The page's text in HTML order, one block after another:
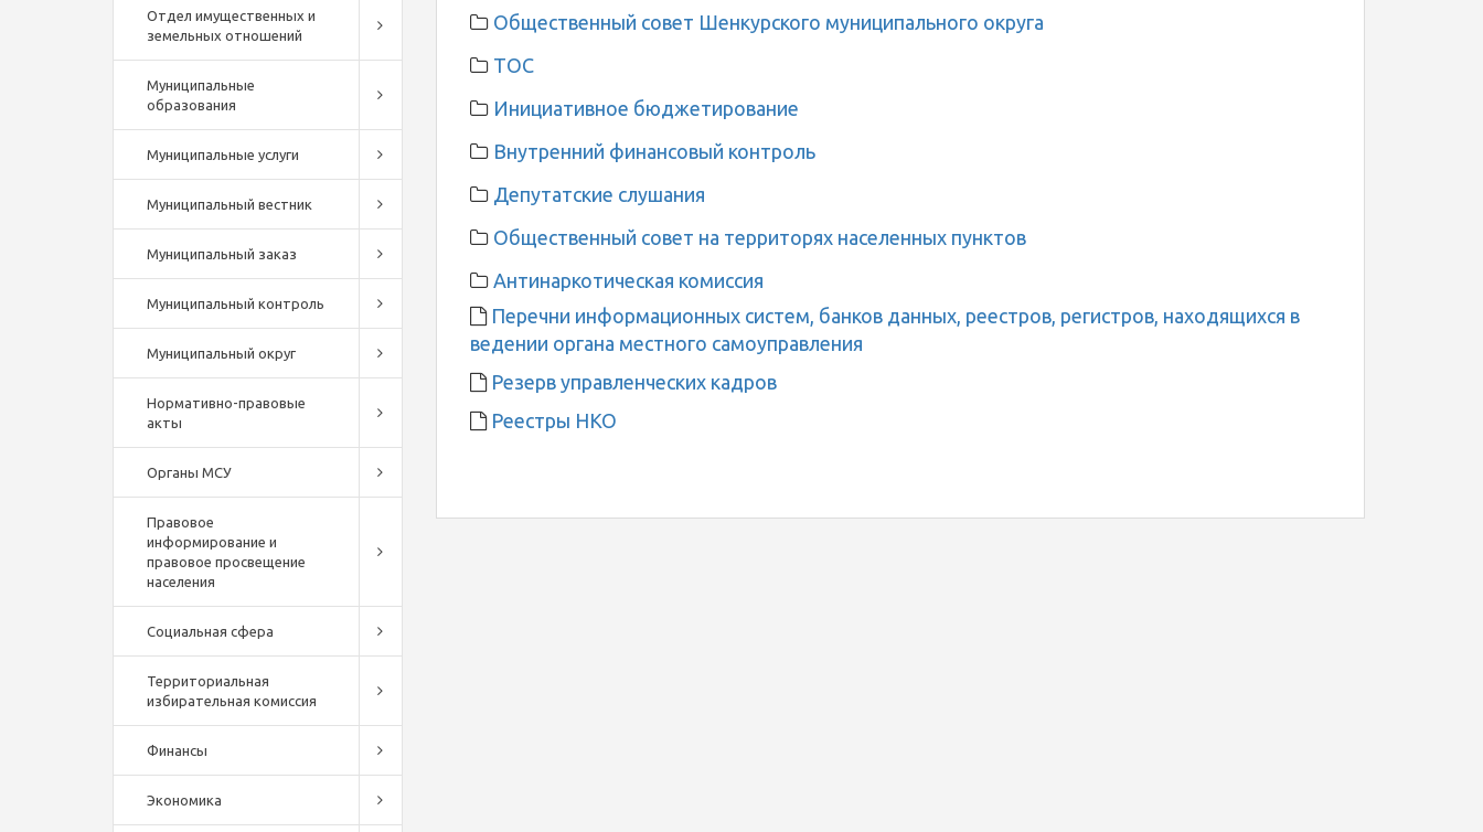
Отдел имущественных и
земельных отношений
Муниципальные
образования
Муниципальные услуги
Муниципальный вестник
Муниципальный заказ
Муниципальный контроль
Муниципальный округ
Нормативно-правовые
акты
Органы МСУ
Правовое
информирование и
правовое просвещение
населения
Социальная сфера
Территориальная
избирательная комиссия
Финансы
Экономика
Общественный совет Шенкурского муниципального округа
ТОС
Инициативное бюджетирование
Внутренний финансовый контроль
Депутатские слушания
Общественный совет на территорях населенных пунктов
Антинаркотическая комиссия
Перечни информационных систем, банков данных, реестров, регистров, находящихся в
ведении органа местного самоуправления
Резерв управленческих кадров
Реестры НКО